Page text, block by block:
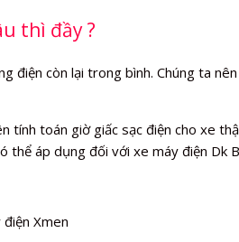
thì đầy ?
còn lại trong bình. Chúng ta
toán giờ giấc sạc điện cho xe
thể áp dụng đối với xe máy điện Dk